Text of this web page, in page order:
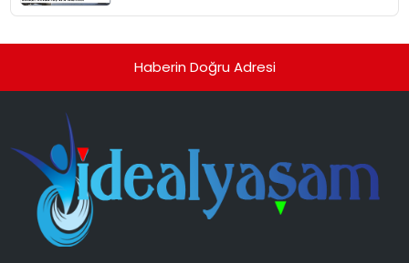
Haberin Doğru Adresi